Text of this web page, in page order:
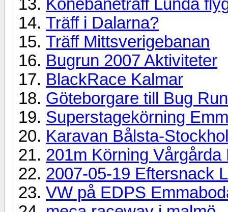
Konebaneträff Lunda
Träff i Dalarna?
Träff Mittsverigebanan
Bugrun 2007 Aktiviteter
BlackRace Kalmar
Göteborgare till Bug Run
Superstagekörning
Karavan Bålsta-
201m Körning Vårgårda
2007-05-19 Eftersnack
VW på EDPS